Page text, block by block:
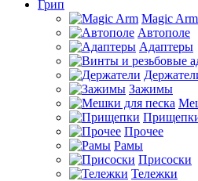
Грип
Magic Arm
Автополе
Адаптеры
Зажимы
Прочее
Рамы
Присоски
Тележки